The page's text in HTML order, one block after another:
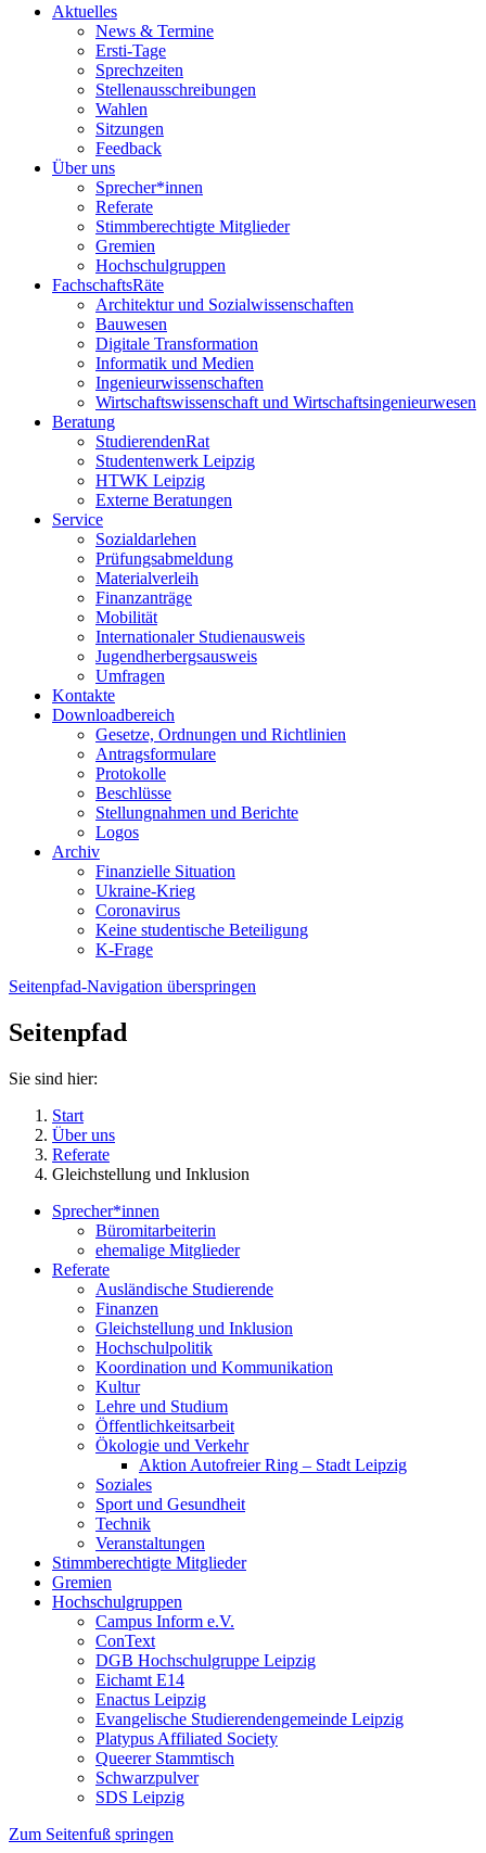
Aktuelles
News & Termine
Ersti-Tage
Sprechzeiten
Stellenausschreibungen
Wahlen
Sitzungen
Feedback
Über uns
Sprecher*innen
Referate
Stimmberechtigte Mitglieder
Gremien
Hochschulgruppen
FachschaftsRäte
Architektur und Sozialwissenschaften
Bauwesen
Digitale Transformation
Informatik und Medien
Ingenieurwissenschaften
Wirtschaftswissenschaft und Wirtschaftsingenieurwesen
Beratung
StudierendenRat
Studentenwerk Leipzig
HTWK Leipzig
Externe Beratungen
Service
Sozialdarlehen
Prüfungsabmeldung
Materialverleih
Finanzanträge
Mobilität
Internationaler Studienausweis
Jugendherbergsausweis
Umfragen
Kontakte
Downloadbereich
Gesetze, Ordnungen und Richtlinien
Antragsformulare
Protokolle
Beschlüsse
Stellungnahmen und Berichte
Logos
Archiv
Finanzielle Situation
Ukraine-Krieg
Coronavirus
Keine studentische Beteiligung
K-Frage
Seitenpfad-Navigation überspringen
Seitenpfad
Sie sind hier:
Start
Über uns
Referate
Gleichstellung und Inklusion
Sprecher*innen
Büromitarbeiterin
ehemalige Mitglieder
Referate
Ausländische Studierende
Finanzen
Gleichstellung und Inklusion
Hochschulpolitik
Koordination und Kommunikation
Kultur
Lehre und Studium
Öffentlichkeitsarbeit
Ökologie und Verkehr
Aktion Autofreier Ring – Stadt Leipzig
Soziales
Sport und Gesundheit
Technik
Veranstaltungen
Stimmberechtigte Mitglieder
Gremien
Hochschulgruppen
Campus Inform e.V.
ConText
DGB Hochschulgruppe Leipzig
Eichamt E14
Enactus Leipzig
Evangelische Studierendengemeinde Leipzig
Platypus Affiliated Society
Queerer Stammtisch
Schwarzpulver
SDS Leipzig
Zum Seitenfuß springen